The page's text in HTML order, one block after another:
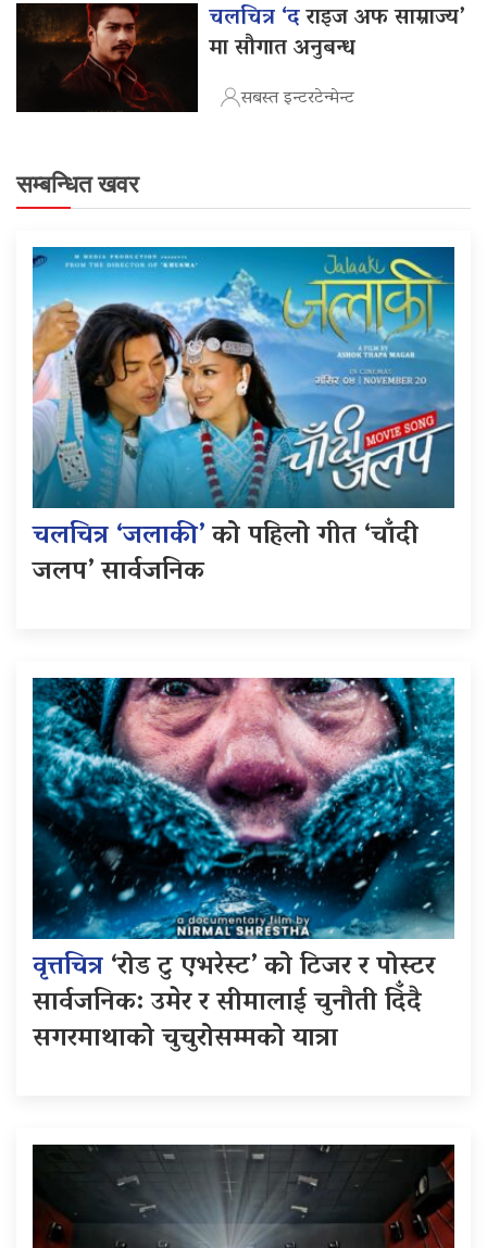
चलचित्र ‘दराइज अफ साम्राज्य’
मा सौगात अनुबन्ध
सबस्त इन्टरटेन्मेन्ट
सम्बन्धित खवर
चलचित्र ‘जलाकी’को पहिलो गीत ‘चाँदी
जलप’ सार्वजनिक
वृत्तचित्र‘रोड टु एभरेस्ट’ को टिजर र पोस्टर
सार्वजनिक: उमेर र सीमालाई चुनौती दिँदै
सगरमाथाको चुचुरोसम्मको यात्रा